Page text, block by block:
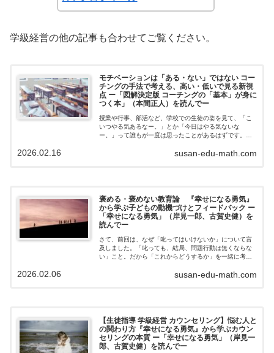
学級経営の他の記事も合わせてご覧ください。
モチベーションは「ある・ない」ではない コー
チングの手法で考える、高い・低いで見る新視
点 ー「図解決定版 コーチングの「基本」が身に
つく本」（本間正人）を読んでー
授業や行事、部活など、学校での生徒の姿を見て、「こ
いつやる気あるなー。」とか「今日はやる気ないな
ー。」って誰もが一度は思ったことがあるはずです。ま
〇〇する」なんてことが書いてあることもありま...
susan-edu-math.com
2026.02.16
褒める・褒めない教育論 『幸せになる勇気』
から学ぶ子どもの動機づけとフィードバック ー
「幸せになる勇気」（岸見一郎、古賀史健）を
読んでー
さて、前回は、なぜ「叱ってはいけないか」について言
及しました。「叱っても、結局、問題行動は無くならな
い」こと。だから「これからどうするか」を一緒に考え
てには「褒めるべきか、褒めないべきか」と...
susan-edu-math.com
2026.02.06
【生徒指導 学級経営 カウンセリング】悩む人と
の関わり方『幸せになる勇気』から学ぶカウン
セリングの本質 ー「幸せになる勇気」（岸見一
郎、古賀史健）を読んでー